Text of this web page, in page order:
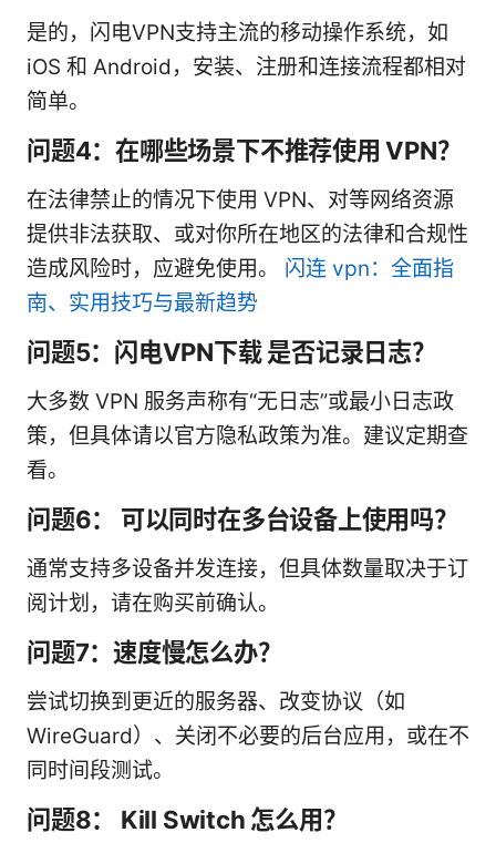
是的，闪电VPN支持主流的移动操作系统，如
iOS 和 Android，安装、注册和连接流程都相对
简单。
问题4：在哪些场景下不推荐使用 VPN？
在法律禁止的情况下使用 VPN、对等网络资源
提供非法获取、或对你所在地区的法律和合规性
造成风险时，应避免使用。 闪连 vpn：全面指
南、实用技巧与最新趋势
问题5：闪电VPN下载 是否记录日志？
大多数 VPN 服务声称有“无日志”或最小日志政
策，但具体请以官方隐私政策为准。建议定期查
看。
问题6： 可以同时在多台设备上使用吗？
通常支持多设备并发连接，但具体数量取决于订
阅计划，请在购买前确认。
问题7：速度慢怎么办？
尝试切换到更近的服务器、改变协议（如
WireGuard）、关闭不必要的后台应用，或在不
同时间段测试。
问题8： Kill Switch 怎么用？